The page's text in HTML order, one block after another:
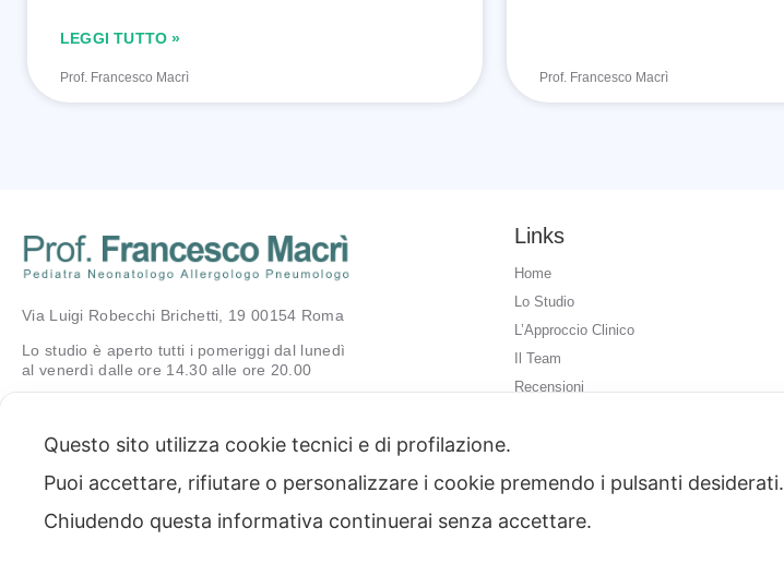
LEGGI TUTTO »
Prof. Francesco Macrì Prof. Francesco Macrì
Via Luigi Robecchi Brichetti, 19 00154 Roma
Lo studio è aperto tutti i pomeriggi dal lunedì
al venerdì dalle ore 14.30 alle ore 20.00
Links
Home
Lo Studio
L’Approccio Clinico
Il Team
Recensioni
Questo sito utilizza cookie tecnici e di profilazione.
Puoi accettare, rifiutare o personalizzare i cookie premendo i pulsanti desiderati.
Chiudendo questa informativa continuerai senza accettare.